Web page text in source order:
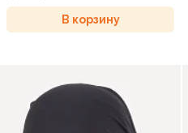
В корзину